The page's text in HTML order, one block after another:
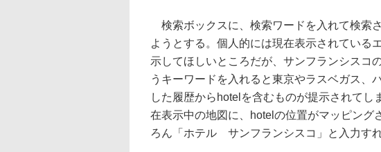
検索ボックスに、検索ワードを入れて検索
ようとする。個人的には現在表示されている
示してほしいところだが、サンフランシスコ
うキーワードを入れると東京やラスベガス、
した履歴からhotelを含むものが提示されてし
在表示中の地図に、hotelの位置がマッピング
ろん「ホテル サンフランシスコ」と入力すれ